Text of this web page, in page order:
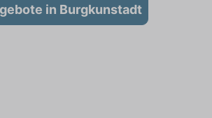
in Burgkunstadt